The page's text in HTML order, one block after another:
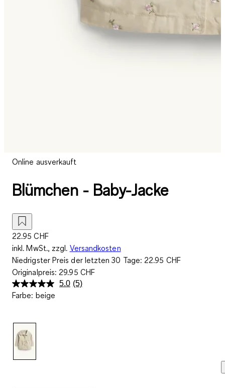
Online ausverkauft
Blümchen - Baby-Jacke
22.95 CHF
inkl. MwSt., zzgl. Versandkosten
Niedrigster Preis der letzten 30 Tage: 22.95 CHF
Originalpreis: 29.95 CHF
5.0 5
(5)
Farbe: beige